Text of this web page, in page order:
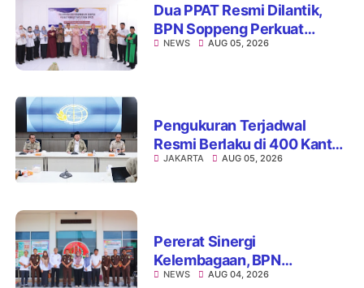
Dua PPAT Resmi Dilantik,
BPN Soppeng Perkuat
Pelayanan Pertanahan
NEWS AUG 05, 2026
Pengukuran Terjadwal
Resmi Berlaku di 400 Kantor
Pertanahan, ATR/BPN Jamin
JAKARTA AUG 05, 2026
Pererat Sinergi
Kelembagaan, BPN
Kabupaten Soppeng dan
NEWS AUG 04, 2026